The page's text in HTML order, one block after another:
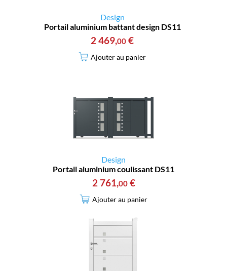
Design
Portail aluminium battant design DS11
2 469,00 €
Ajouter au panier
Design
Portail aluminium coulissant DS11
2 761,00 €
Ajouter au panier